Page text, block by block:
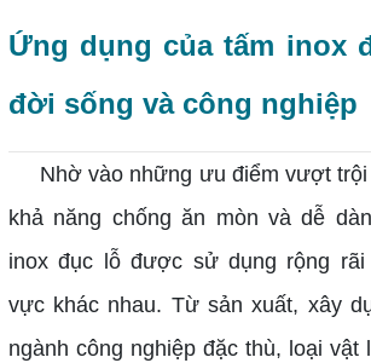
Ứng dụng của tấm inox
đời sống và công nghiệp
Nhờ vào những ưu điểm vượt
khả năng chống ăn mòn và dễ
inox đục lỗ được sử dụng rộng rãi
vực khác nhau. Từ sản xuất, xây
ngành công nghiệp đặc thù, loại vật